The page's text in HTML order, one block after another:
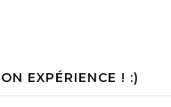
EXPÉRIENCE ! :)